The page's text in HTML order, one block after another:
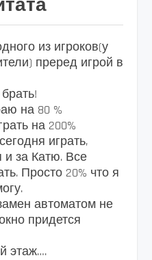
из игроков(у
преред игрой в
на 80 %
на 200%
играть,
и за Катю. Все
Просто 20% что я
автоматом не
придется
этаж….